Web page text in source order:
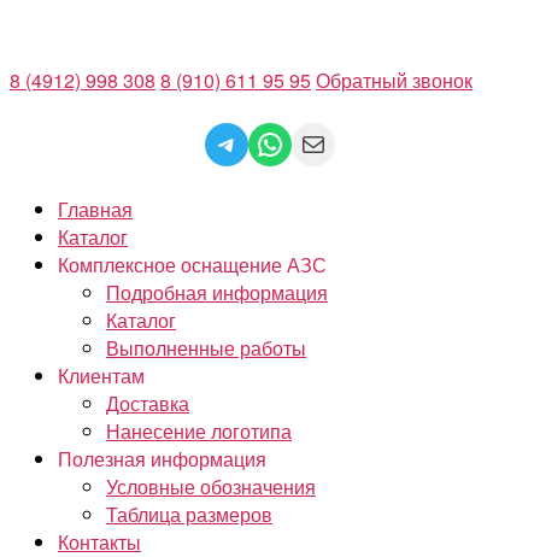
содержимому
8 (4912) 998 308 8 (910) 611 95 95Обратный звонок
Telegram
WhatsApp
Mail
Главная
Каталог
Комплексное оснащение АЗС
Подробная информация
Каталог
Выполненные работы
Клиентам
Доставка
Нанесение логотипа
Полезная информация
Условные обозначения
Таблица размеров
Контакты